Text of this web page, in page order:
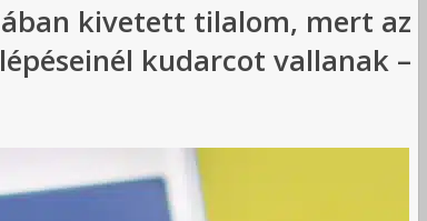
kivetett tilalom, mert az
kudarcot vallanak –